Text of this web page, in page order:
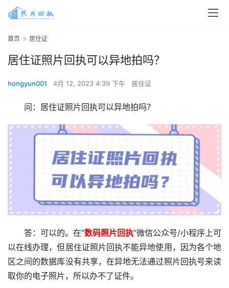
首页 居住证
居住证照片回执可以异地拍吗？
hongyun001 4月 12, 2023 4:39 下午 居住证
问：居住证照片回执可以异地拍吗？
答：可以的。在“数码照片回执”微信公众号/小程序上可
以在线办理，但居住证照片回执不能异地使用，因为各个地
区之间的数据库没有共享，在异地无法通过照片回执号来读
取你的电子照片，所以办不了证件。